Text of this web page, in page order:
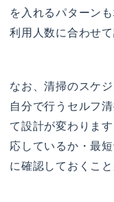
を入れるパターン
利用人数に合わせ
なお、清掃のスケ
自分で行うセルフ
て設計が変わりま
応しているか・最
に確認しておくこと